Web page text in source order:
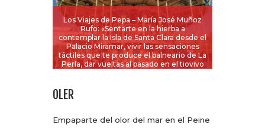
Los Viajes de Pepa – María José Muñoz
Rufo: «Sentarte en la hierba a
contemplar la Isla de Santa Clara desde el
Palacio Miramar, vivir las sensaciones
táctiles que te produce el balneario de La
Perla, dar vueltas al pasado en el tiovivo
OLER
Empaparte del olor del mar en el Peine